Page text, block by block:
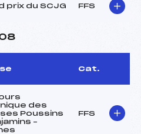
prix du SCJG FFS
Cat.
des
Poussins
–
FFS